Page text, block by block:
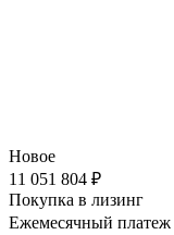
Новое
11 051 804 ₽
Покупка в лизинг
Ежемесячный платеж